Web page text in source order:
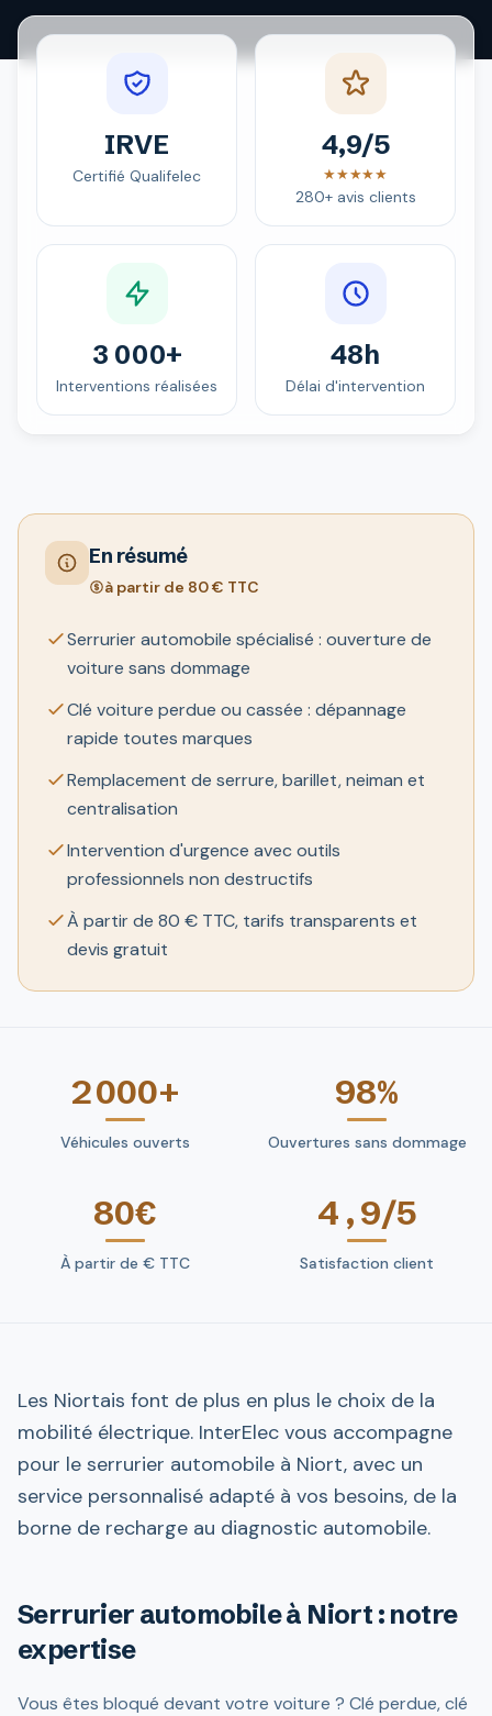
IRVE
Certifié Qualifelec
4,9/5
★★★★★
280+ avis clients
3 000+
Interventions réalisées
48h
Délai d'intervention
En résumé
à partir de 80 € TTC
Serrurier automobile spécialisé : ouverture de
voiture sans dommage
Clé voiture perdue ou cassée : dépannage
rapide toutes marques
Remplacement de serrure, barillet, neiman et
centralisation
Intervention d'urgence avec outils
professionnels non destructifs
À partir de 80 € TTC, tarifs transparents et
devis gratuit
2 000+
Véhicules ouverts
98%
Ouvertures sans dommage
80€
À partir de € TTC
4,9/5
Satisfaction client
Les Niortais font de plus en plus le choix de la
mobilité électrique. InterElec vous accompagne
pour le serrurier automobile à Niort, avec un
service personnalisé adapté à vos besoins, de la
borne de recharge au diagnostic automobile.
Serrurier automobile à Niort : notre
expertise
Vous êtes bloqué devant votre voiture ? Clé perdue, clé